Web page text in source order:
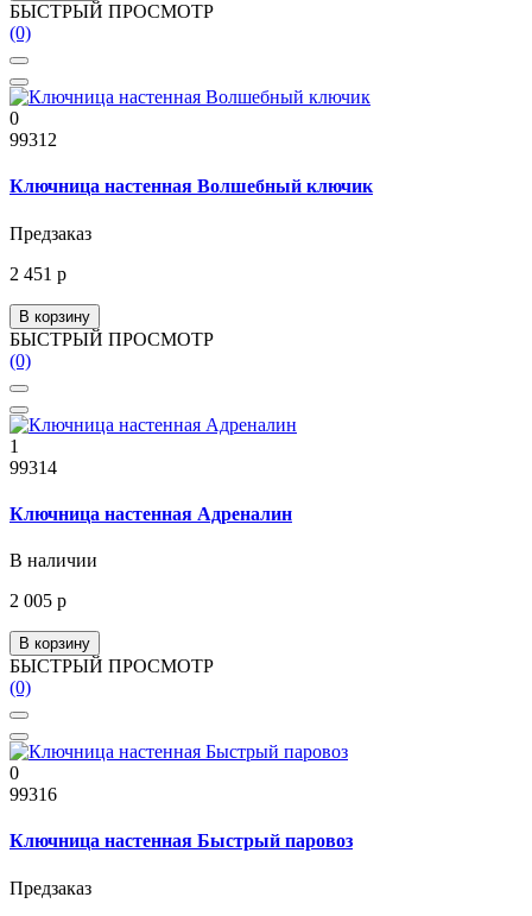
БЫСТРЫЙ ПРОСМОТР
(0)
0
99312
Ключница настенная Волшебный ключик
Предзаказ
2 451 р
В корзину
БЫСТРЫЙ ПРОСМОТР
(0)
1
99314
Ключница настенная Адреналин
В наличии
2 005 р
В корзину
БЫСТРЫЙ ПРОСМОТР
(0)
0
99316
Ключница настенная Быстрый паровоз
Предзаказ